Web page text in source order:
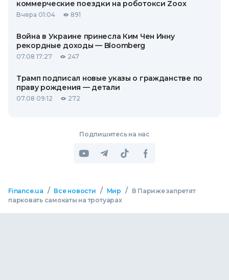
коммерческие поездки на роботокси Zoox
Вчера 01:04 891
Война в Украине принесла Ким Чен Инну
рекордные доходы — Bloomberg
07.08 17:27 247
Трамп подписал новые указы о гражданстве по
праву рождения — детали
07.08 09:12 272
Подпишитесь на нас
Finance.ua / Все новости / Мир /
В Париже запретят
парковать самокаты на тротуарах